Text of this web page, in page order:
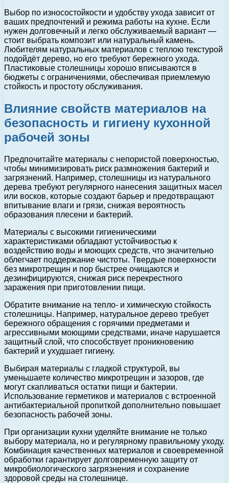
Выбор по износостойкости и удобству ухода зависит от
ваших предпочтений и режима работы на кухне. Если
нужен долговечный и легко обслуживаемый вариант —
стоит выбрать композит или натуральный камень.
Любителям натуральных материалов с теплою текстурой
подойдёт дерево, но его требуют бережного ухода.
Пластиковые столешницы хорошо вписываются в
бюджеты с ограничениями, обеспечивая приемлемую
стойкость и простоту обслуживания.
Влияние свойств материалов на
безопасность и гигиену кухонной
рабочей зоны
Предпочитайте материалы с непористой поверхностью,
чтобы минимизировать риск размножения бактерий и
загрязнений. Например, столешницы из натурального
дерева требуют регулярного нанесения защитных масел
или восков, которые создают барьер и предотвращают
впитывание влаги и грязи, снижая вероятность
образования плесени и бактерий.
Материалы с высокими гигиеническими
характеристиками обладают устойчивостью к
воздействию воды и моющих средств, что значительно
облегчает поддержание чистоты. Твердые поверхности
без микротрещин и пор быстрее очищаются и
дезинфицируются, снижая риск перекрестного
заражения при приготовлении пищи.
Обратите внимание на тепло- и химическую стойкость
столешницы. Например, натуральное дерево требует
бережного обращения с горячими предметами и
агрессивными моющими средствами, иначе нарушается
защитный слой, что способствует проникновению
бактерий и ухудшает гигиену.
Выбирая материалы с гладкой структурой, вы
уменьшаете количество микротрещин и зазоров, где
могут скапливаться остатки пищи и бактерии.
Использование герметиков и материалов с встроенной
антибактериальной пропиткой дополнительно повышает
безопасность рабочей зоны.
При организации кухни уделяйте внимание не только
выбору материала, но и регулярному правильному уходу.
Комбинация качественных материалов и своевременной
обработки гарантирует долговременную защиту от
микробиологического загрязнения и сохранение
здоровой среды на столешнице.